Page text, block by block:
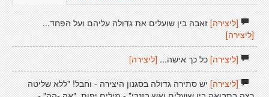
[ליצירה]זאבה בין שועלים את גדולה עליהם ועל הפחד...
[ליצירה]
[ליצירה]כל כך אישה...[ליצירה]
[ליצירה]יש סתירה גדולה בסגנון היצירה - וחבל! "ללא שליטה